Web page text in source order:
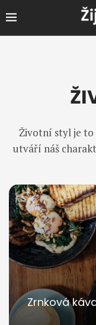
Životní styl je to
utváří náš
Zrnková